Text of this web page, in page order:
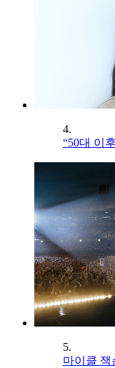
4.
“50대 이
5.
마이클 잭